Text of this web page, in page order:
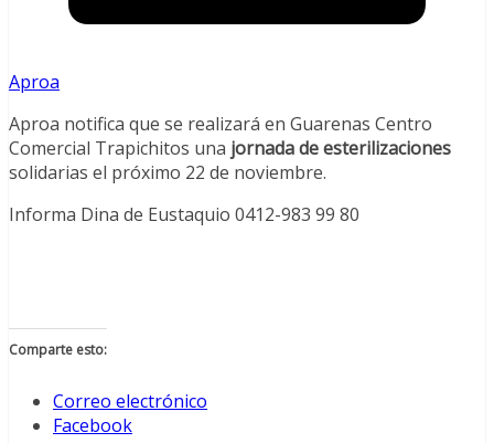
Aproa
Aproa notifica que se realizará en Guarenas Centro
Comercial Trapichitos una jornada de esterilizaciones
solidarias el próximo 22 de noviembre.
Informa Dina de Eustaquio 0412-983 99 80
Comparte esto:
Correo electrónico
Facebook